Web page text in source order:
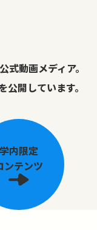
式動画メディア。
開しています。
学内限定
ンテンツ